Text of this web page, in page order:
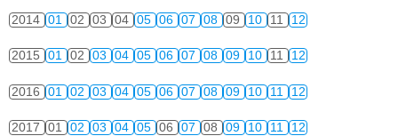
2014 01 02 03 04 05 06 07 08 09 10 11 12
2015 01 02 03 04 05 06 07 08 09 10 11 12
2016 01 02 03 04 05 06 07 08 09 10 11 12
2017 01 02 03 04 05 06 07 08 09 10 11 12